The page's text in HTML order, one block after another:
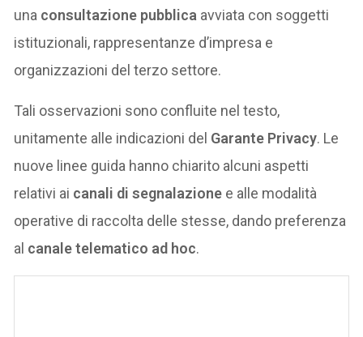
una consultazione pubblica avviata con soggetti
istituzionali, rappresentanze d’impresa e
organizzazioni del terzo settore.
Tali osservazioni sono confluite nel testo,
unitamente alle indicazioni del Garante Privacy. Le
nuove linee guida hanno chiarito alcuni aspetti
relativi ai canali di segnalazione e alle modalità
operative di raccolta delle stesse, dando preferenza
al canale telematico ad hoc.